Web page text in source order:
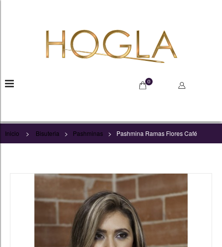
0
Inicio > Bisuteria > Pashminas > Pashmina Ramas Flores Café